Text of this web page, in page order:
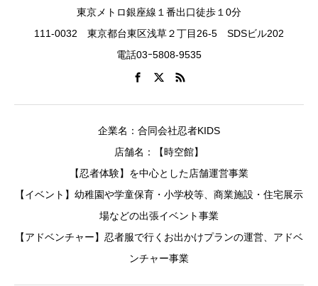
東京メトロ銀座線１番出口徒歩１0分
111-0032 東京都台東区浅草２丁目26-5 SDSビル202
電話03ｰ5808-9535
企業名：合同会社忍者KIDS
店舗名：【時空館】
【忍者体験】を中心とした店舗運営事業
【イベント】幼稚園や学童保育・小学校等、商業施設・住宅展示
場などの出張イベント事業
【アドベンチャー】忍者服で行くお出かけプランの運営、アドベ
ンチャー事業